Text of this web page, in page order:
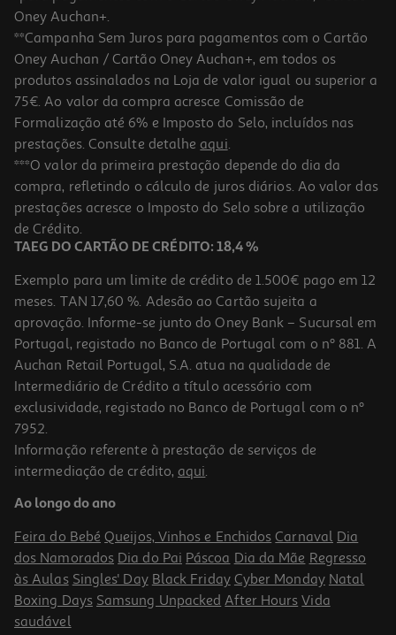
Moldura Actuel Em Mdf Natural 30x40cm
6.99 €/un
6,99 €
Moldura Actuel Em Mdf Branco 21x30cm
4.99 €/un
4,99 €
Oney Auchan+.
**Campanha Sem Juros para pagamentos com o Cartão
Oney Auchan / Cartão Oney Auchan+, em todos os
produtos assinalados na Loja de valor igual ou superior a
75€. Ao valor da compra acresce Comissão de
Formalização até 6% e Imposto do Selo, incluídos nas
prestações. Consulte detalhe aqui.
***O valor da primeira prestação depende do dia da
compra, refletindo o cálculo de juros diários. Ao valor das
prestações acresce o Imposto do Selo sobre a utilização
de Crédito.
TAEG DO CARTÃO DE CRÉDITO: 18,4 %
Exemplo para um limite de crédito de 1.500€ pago em 12
meses. TAN 17,60 %. Adesão ao Cartão sujeita a
aprovação. Informe-se junto do Oney Bank – Sucursal em
Portugal, registado no Banco de Portugal com o nº 881. A
Auchan Retail Portugal, S.A. atua na qualidade de
Intermediário de Crédito a título acessório com
exclusividade, registado no Banco de Portugal com o nº
7952.
Informação referente à prestação de serviços de
intermediação de crédito, aqui.
Ao longo do ano
Feira do Bebé Queijos, Vinhos e Enchidos Carnaval Dia
dos Namorados Dia do Pai Páscoa Dia da Mãe Regresso
às Aulas Singles' Day Black Friday Cyber Monday Natal
Boxing Days Samsung Unpacked After Hours Vida
saudável